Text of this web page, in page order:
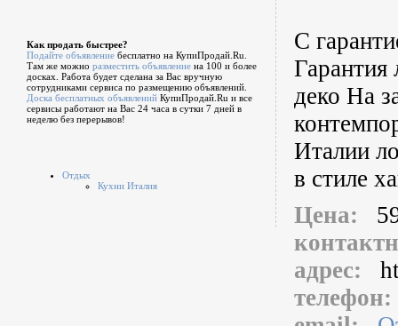
Как продать быстрее?
Подайте объявление бесплатно на КупиПродай.Ru.
Там же можно разместить объявление на 100 и более
досках. Работа будет сделана за Вас вручную
сотрудниками сервиса по размещению объявлений.
Доска бесплатных объявлений КупиПродай.Ru и все
сервисы работают на Вас 24 часа в сутки 7 дней в
неделю без перерывов!
Отдых
Кухни Италия
С
Гарантия
деко На
Италии
в стиле
Цена:
адрес: